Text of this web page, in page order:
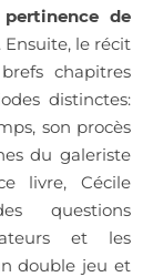
de
. Ensuite, le récit
chapitres
distinctes:
son procès
du galeriste
livre, Cécile
questions
et les
double jeu et